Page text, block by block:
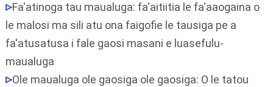
Fa'atinoga tau maualuga: fa'aitiitia le fa'aaogaina o
le malosi ma sili atu ona faigofie le tausiga pe a
fa'atusatusa i fale gaosi masani e luasefulu-
maualuga
Ole maualuga ole gaosiga ole gaosiga: O le tatou